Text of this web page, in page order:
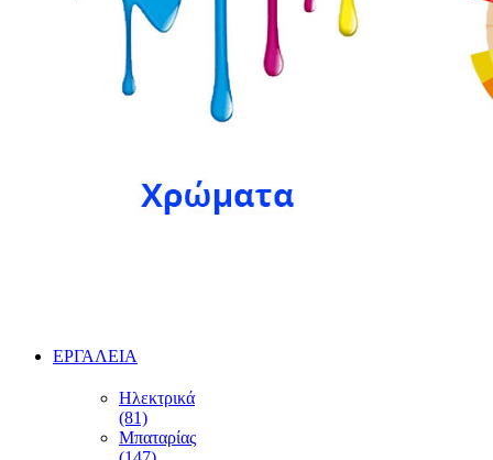
ΕΡΓΑΛΕΙΑ
Ηλεκτρικά
(81)
Μπαταρίας